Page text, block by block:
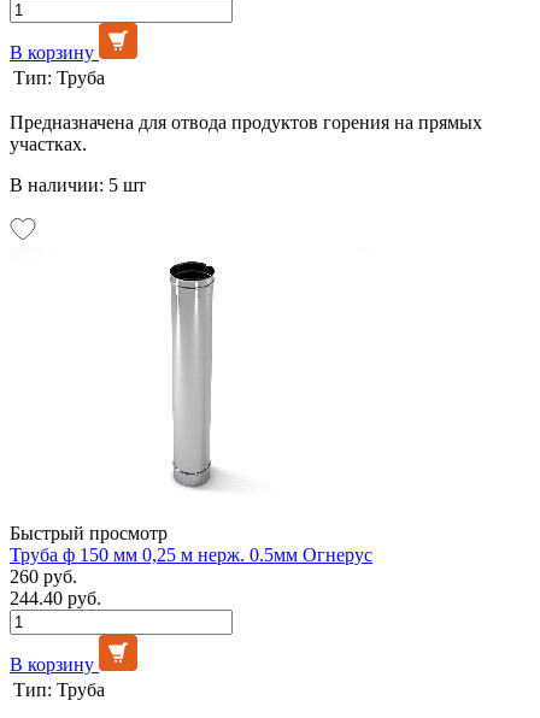
В корзину
Тип: Труба
Предназначена для отвода продуктов горения на прямых
участках.
В наличии: 5 шт
Быстрый просмотр
Труба ф 150 мм 0,25 м нерж. 0.5мм Огнерус
260 руб.
244.40 руб.
В корзину
Тип: Труба